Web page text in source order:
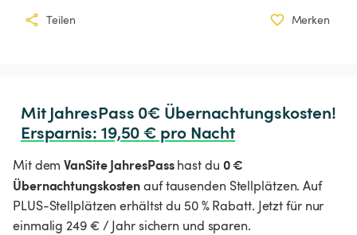
Teilen Merken
Ersparnis: 19,50 € pro Nacht
Mit demVanSite JahresPasshast du 0 €
Übernachtungskostenauf tausenden Stellplätzen. Auf
PLUS-Stellplätzen erhältst du 50 % Rabatt. Jetzt für nur
einmalig 249 € / Jahr sichern und sparen.